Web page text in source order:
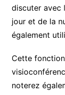
discuter avec
jour et de la
également
Cette
noterez